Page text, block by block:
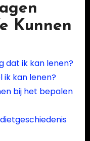
Kunnen
dat ik kan lenen?
ik kan lenen?
bij het bepalen